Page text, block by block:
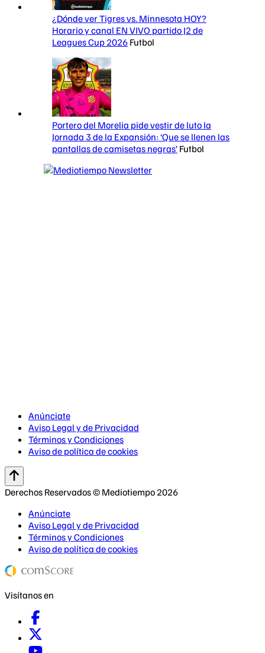
¿Dónde ver Tigres vs. Minnesota HOY?
Horario y canal EN VIVO partido J2 de
Leagues Cup 2026 Futbol
Portero del Morelia pide vestir de luto la
Jornada 3 de la Expansión: ‘Que se llenen las
pantallas de camisetas negras’ Futbol
Anúnciate
Aviso Legal y de Privacidad
Términos y Condiciones
Aviso de política de cookies
Derechos Reservados © Mediotiempo 2026
Anúnciate
Aviso Legal y de Privacidad
Términos y Condiciones
Aviso de política de cookies
Visítanos en